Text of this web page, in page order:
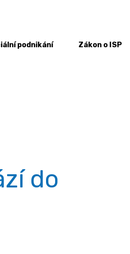
podnikání Zákon o ISP
do